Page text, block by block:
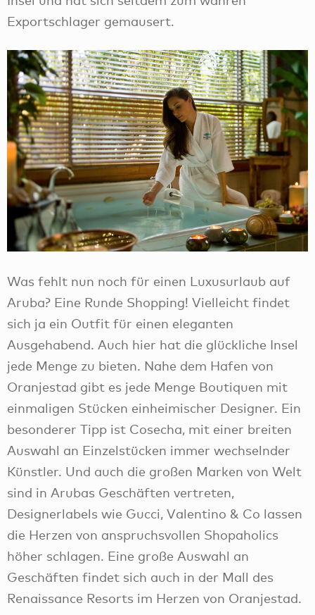
Exportschlager gemausert.
Was fehlt nun noch für einen Luxusurlaub auf
Aruba? Eine Runde Shopping! Vielleicht findet
sich ja ein Outfit für einen eleganten
Ausgehabend. Auch hier hat die glückliche Insel
jede Menge zu bieten. Nahe dem Hafen von
Oranjestad gibt es jede Menge Boutiquen mit
einmaligen Stücken einheimischer Designer. Ein
besonderer Tipp ist Cosecha, mit einer breiten
Auswahl an Einzelstücken immer wechselnder
Künstler. Und auch die großen Marken von Welt
sind in Arubas Geschäften vertreten,
Designerlabels wie Gucci, Valentino & Co lassen
die Herzen von anspruchsvollen Shopaholics
höher schlagen. Eine große Auswahl an
Geschäften findet sich auch in der Mall des
Renaissance Resorts im Herzen von Oranjestad.